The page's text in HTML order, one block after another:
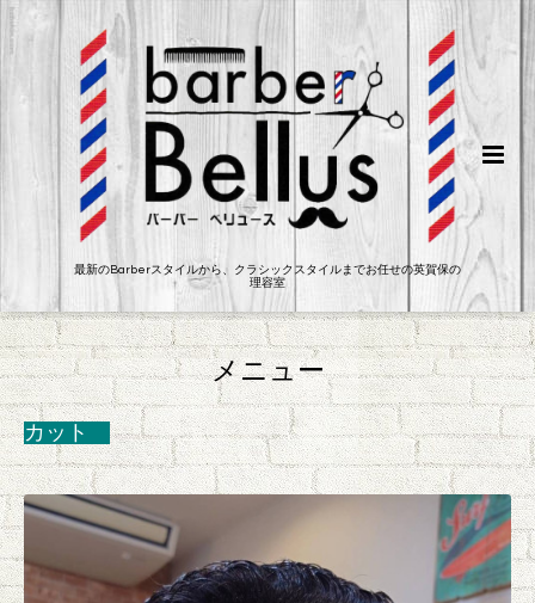
最新のBarberスタイルから、クラシックスタイルまでお任せの英賀保の
理容室
メニュー
カット